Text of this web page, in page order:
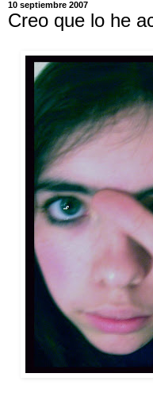
10 septiembre 2007
Creo que lo he